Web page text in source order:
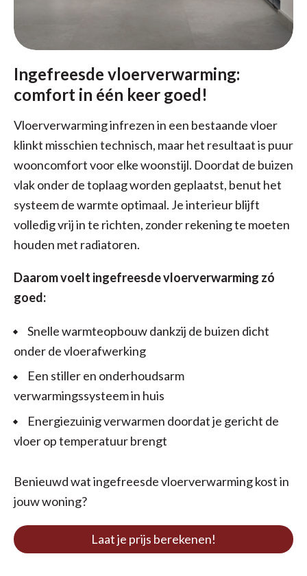
Ingefreesde vloerverwarming:
comfort in één keer goed!
Vloerverwarming infrezen in een bestaande vloer
klinkt misschien technisch, maar het resultaat is puur
wooncomfort voor elke woonstijl. Doordat de buizen
vlak onder de toplaag worden geplaatst, benut het
systeem de warmte optimaal. Je interieur blijft
volledig vrij in te richten, zonder rekening te moeten
houden met radiatoren.
Daarom voelt ingefreesde vloerverwarming zó
goed:
Snelle warmteopbouw dankzij de buizen dicht
onder de vloerafwerking
Een stiller en onderhoudsarm
verwarmingssysteem in huis
Energiezuinig verwarmen doordat je gericht de
vloer op temperatuur brengt
Benieuwd wat ingefreesde vloerverwarming kost in
jouw woning?
Laat je prijs berekenen!